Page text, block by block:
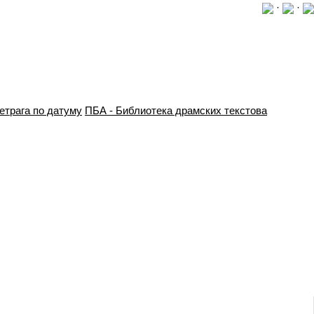
· ·
по датуму ПБА - Библиотека драмских текстова